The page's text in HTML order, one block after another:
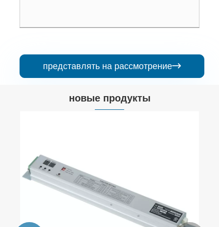
представлять на рассмотрение
новые продукты